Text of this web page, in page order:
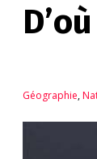
Géographie,